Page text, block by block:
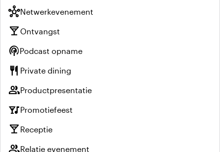
hubNetwerkevenement
local_bar Ontvangst
podcastsPodcast opname
restaurant Private dining
groupProductpresentatie
nightlifePromotiefeest
local_bar Receptie
groupRelatie evenement